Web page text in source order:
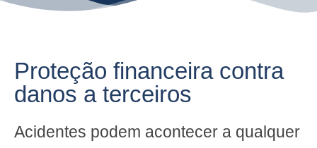
Proteção financeira contra
danos a terceiros
Acidentes podem acontecer a qualquer